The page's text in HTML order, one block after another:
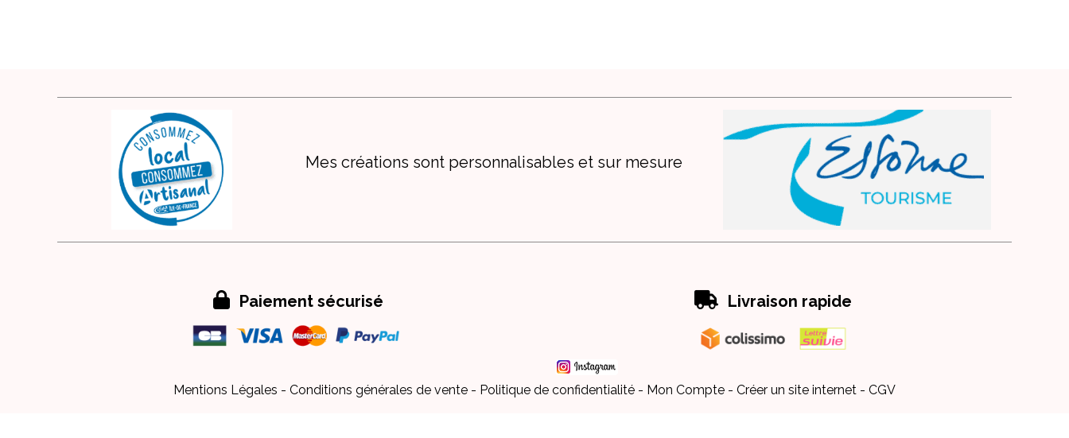
Mes créations sont personnalisables et sur mesure
 Paiement sécurisé  Livraison rapide
Mentions Légales Conditions générales de vente Politique de confidentialité Mon Compte Créer un site internet CGV